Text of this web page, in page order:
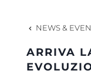
NEWS &
ARRIVA